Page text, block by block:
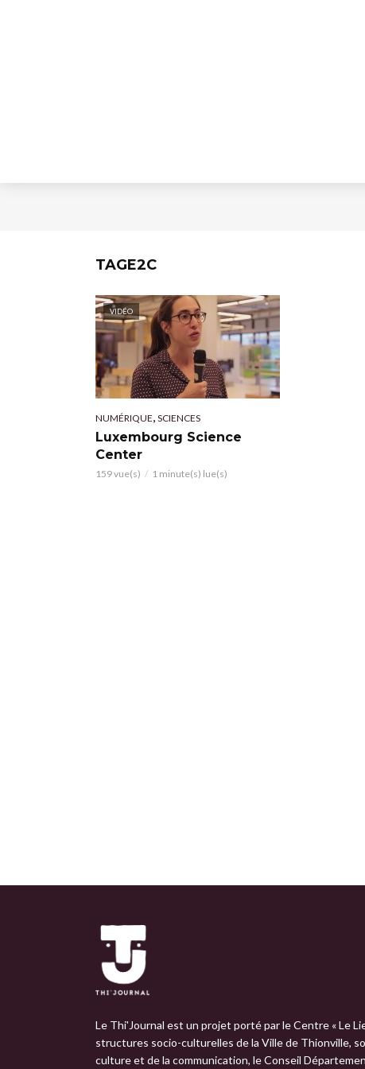
TAGE2C
VIDÉO
NUMÉRIQUE, SCIENCES
Luxembourg Science
Center
159 vue(s) 1 minute(s) lue(s)
Le Thi'Journal est un projet porté par le Centre « Le
structures socio-culturelles de la Ville de Thionville,
culture et de la communication, le Conseil